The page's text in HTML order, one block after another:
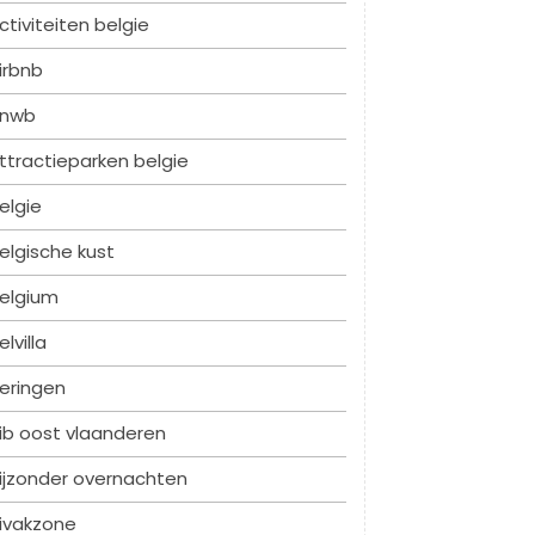
belgie
belgie
kust
oost vlaanderen
overnachten